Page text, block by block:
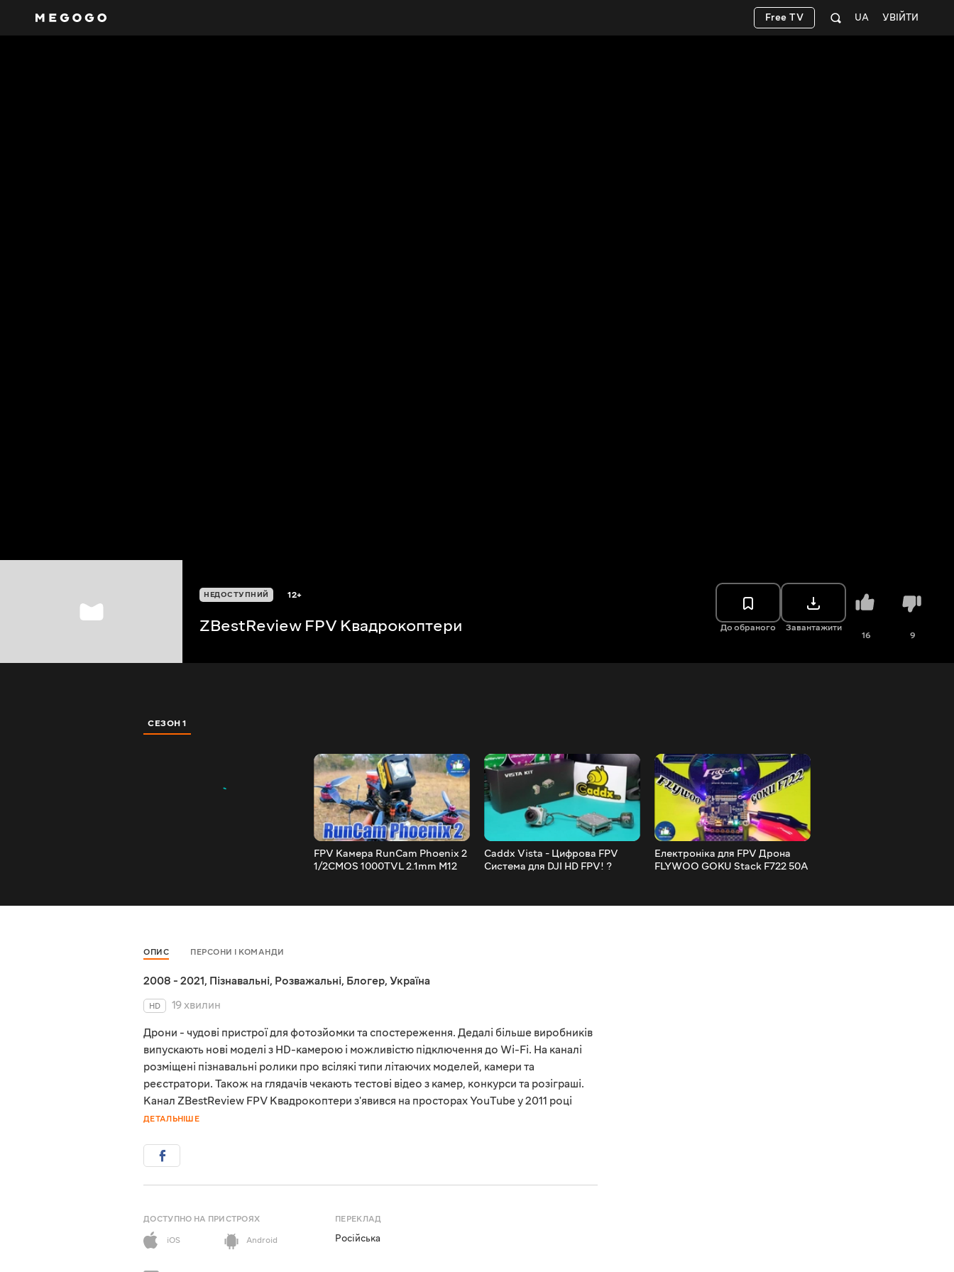
УВІЙТИ
UA
Free TV
НЕДОСТУПНИЙ 12+
ZBestReview FPV Квадрокоптери До обраного Завантажити
16 9
СЕЗОН 1
FPV Камера RunCam Phoenix 2
1/2CMOS 1000TVL 2.1mm M12
Caddx Vista - Цифрова FPV
Система для DJI HD FPV! ?
Електроніка для FPV Дрона
FLYWOO GOKU Stack F722 50A
ОПИС ПЕРСОНИ І КОМАНДИ
2008 - 2021, Пізнавальні, Розважальні, Блогер, Україна
HD
19 хвилин
Дрони - чудові пристрої для фотозйомки та спостереження. Дедалі більше виробників
випускають нові моделі з HD-камерою і можливістю підключення до Wi-Fi. На каналі
розміщені пізнавальні ролики про всілякі типи літаючих моделей, камери та
реєстратори. Також на глядачів чекають тестові відео з камер, конкурси та розіграші.
Канал ZBestReview FPV Квадрокоптери з'явився на просторах YouTube у 2011 році
ДЕТАЛЬНІШЕ
ДОСТУПНО НА ПРИСТРОЯХ
iOS
Android
ПЕРЕКЛАД
Російська